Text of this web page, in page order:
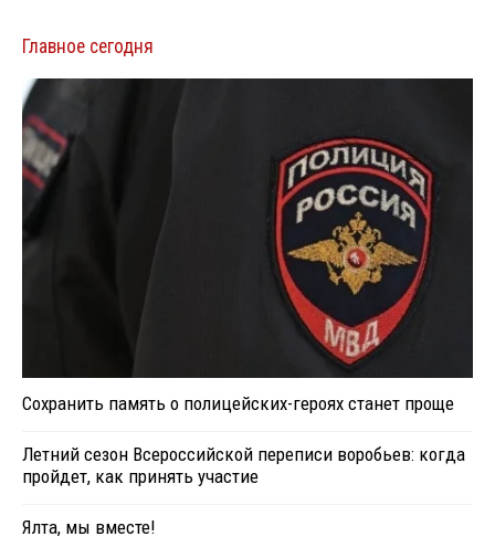
Главное сегодня
Сохранить память о полицейских-героях станет проще
Летний сезон Всероссийской переписи воробьев: когда
пройдет, как принять участие
Ялта, мы вместе!